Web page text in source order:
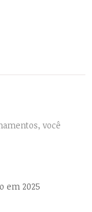
você
em 2025